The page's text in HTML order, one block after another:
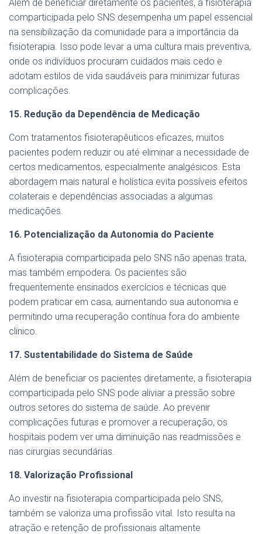
Além de beneficiar diretamente os pacientes, a fisioterapia
comparticipada pelo SNS desempenha um papel essencial
na sensibilização da comunidade para a importância da
fisioterapia. Isso pode levar a uma cultura mais preventiva,
onde os indivíduos procuram cuidados mais cedo e
adotam estilos de vida saudáveis para minimizar futuras
complicações.
15. Redução da Dependência de Medicação
Com tratamentos fisioterapêuticos eficazes, muitos
pacientes podem reduzir ou até eliminar a necessidade de
certos medicamentos, especialmente analgésicos. Esta
abordagem mais natural e holística evita possíveis efeitos
colaterais e dependências associadas a algumas
medicações.
16. Potencialização da Autonomia do Paciente
A fisioterapia comparticipada pelo SNS não apenas trata,
mas também empodera. Os pacientes são
frequentemente ensinados exercícios e técnicas que
podem praticar em casa, aumentando sua autonomia e
permitindo uma recuperação contínua fora do ambiente
clínico.
17. Sustentabilidade do Sistema de Saúde
Além de beneficiar os pacientes diretamente, a fisioterapia
comparticipada pelo SNS pode aliviar a pressão sobre
outros setores do sistema de saúde. Ao prevenir
complicações futuras e promover a recuperação, os
hospitais podem ver uma diminuição nas readmissões e
nas cirurgias secundárias.
18. Valorização Profissional
Ao investir na fisioterapia comparticipada pelo SNS,
também se valoriza uma profissão vital. Isto resulta na
atração e retenção de profissionais altamente